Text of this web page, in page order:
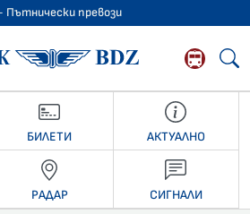
превози
БДЖ -
БИЛЕТИ АКТУАЛНО
РАДАР СИГНАЛИ